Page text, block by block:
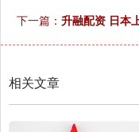
下一篇： 升融配资 日本
相关文章